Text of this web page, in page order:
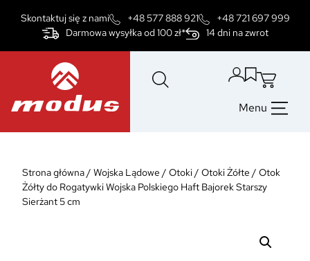
Skontaktuj się z nami +48 577 888 921
+48 721 697 999
Darmowa wysyłka od 100 zł*
14 dni na zwrot
Menu
Strona główna/ Wojska Lądowe / Otoki/ Otoki Żółte / Otok
Żółty do Rogatywki Wojska Polskiego Haft Bajorek Starszy
Sierżant 5 cm